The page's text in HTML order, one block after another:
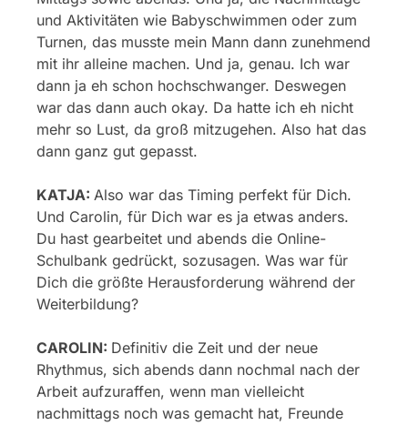
und Aktivitäten wie Babyschwimmen oder zum
Turnen, das musste mein Mann dann zunehmend
mit ihr alleine machen. Und ja, genau. Ich war
dann ja eh schon hochschwanger. Deswegen
war das dann auch okay. Da hatte ich eh nicht
mehr so Lust, da groß mitzugehen. Also hat das
dann ganz gut gepasst.
KATJA: Also war das Timing perfekt für Dich.
Und Carolin, für Dich war es ja etwas anders.
Du hast gearbeitet und abends die Online-
Schulbank gedrückt, sozusagen. Was war für
Dich die größte Herausforderung während der
Weiterbildung?
CAROLIN: Definitiv die Zeit und der neue
Rhythmus, sich abends dann nochmal nach der
Arbeit aufzuraffen, wenn man vielleicht
nachmittags noch was gemacht hat, Freunde